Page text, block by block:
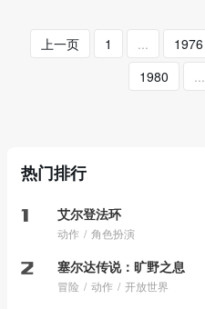
上一页 1 ... 1976
1980
...
热门排行
艾尔登法环
动作 角色扮演
塞尔达传说：旷野之息
冒险 动作 开放世界